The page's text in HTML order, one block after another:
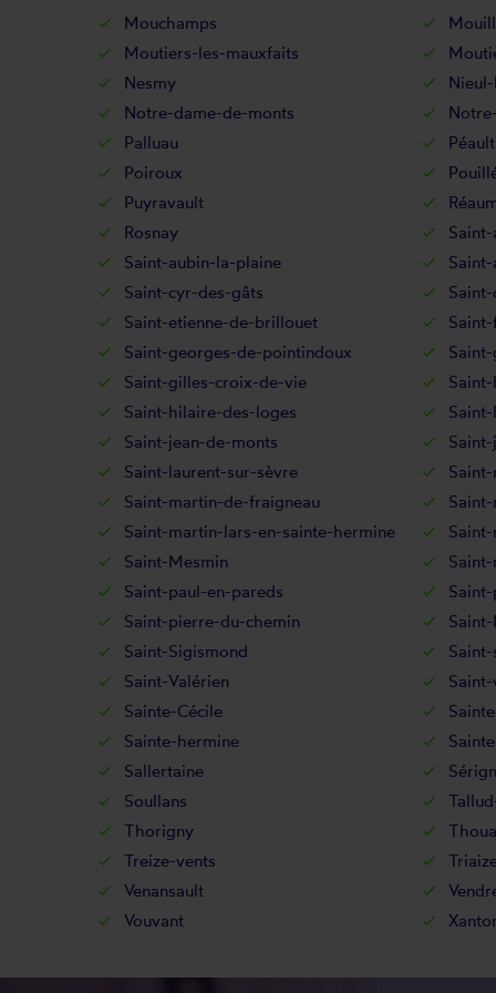
Mouchamps
Moutiers-les-mauxfaits
Nesmy
Notre-dame-de-monts
Palluau
Péault
Poiroux
Puyravault
Rosnay
Saint-aubin-la-plaine
Saint-cyr-des-gâts
Saint-etienne-de-brillouet
Saint-georges-de-pointindoux
Saint-gilles-croix-de-vie
Saint-hilaire-des-loges
Saint-jean-de-monts
Saint-laurent-sur-sèvre
Saint-martin-de-fraigneau
Saint-martin-lars-en-sainte-hermine
Saint-Mesmin
Saint-paul-en-pareds
Saint-pierre-du-chemin
Saint-Sigismond
Saint-Valérien
Sainte-Cécile
Sainte-hermine
Sallertaine
Soullans
Thorigny
Treize-vents
Venansault
Vouvant